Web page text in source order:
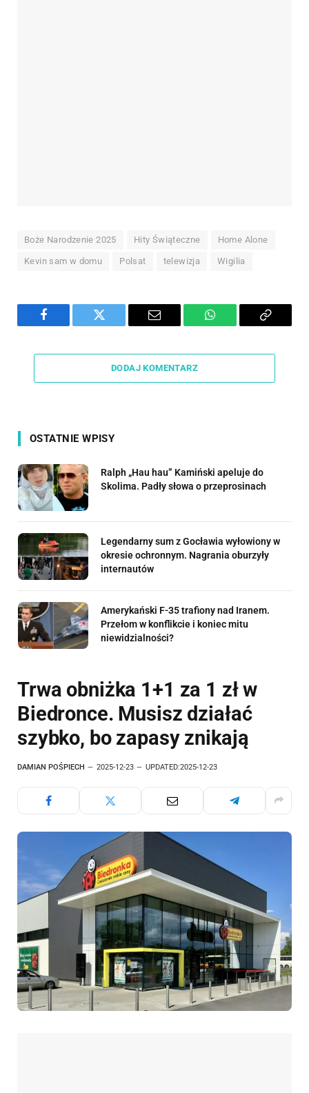
Boże Narodzenie 2025 Hity Świąteczne Home Alone
Kevin sam w domu Polsat telewizja Wigilia
Facebook Twitter Email WhatsAppCopy
DODAJ KOMENTARZ
OSTATNIE WPISY
Ralph „Hau hau” Kamiński apeluje do
Skolima. Padły słowa o przeprosinach
Legendarny sum z Gocławia wyłowiony w
okresie ochronnym. Nagrania oburzyły
internautów
Amerykański F-35 trafiony nad Iranem.
Przełom w konflikcie i koniec mitu
niewidzialności?
Trwa obniżka 1+1 za 1 zł w
Biedronce. Musisz działać
szybko, bo zapasy znikają
DAMIAN POŚPIECH 2025-12-23 UPDATED:2025-12-23